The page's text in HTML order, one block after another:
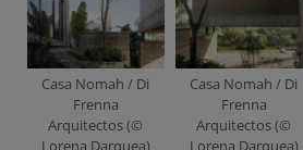
Casa Nomah / Di
Frenna
Arquitectos (©
Lorena Darquea)
Casa Nomah / Di
Frenna
Arquitectos (©
Lorena Darquea)